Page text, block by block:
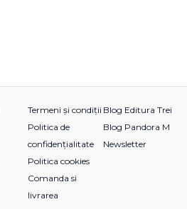
Termeni și condiții
Politica de
confidențialitate
Politica cookies
Comanda si
livrarea
Blog Editura Trei
Blog Pandora M
Newsletter